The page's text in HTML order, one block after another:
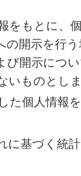
をもとに、
の開示を行
び開示につ
いものとし
た個人情報
に基づく統